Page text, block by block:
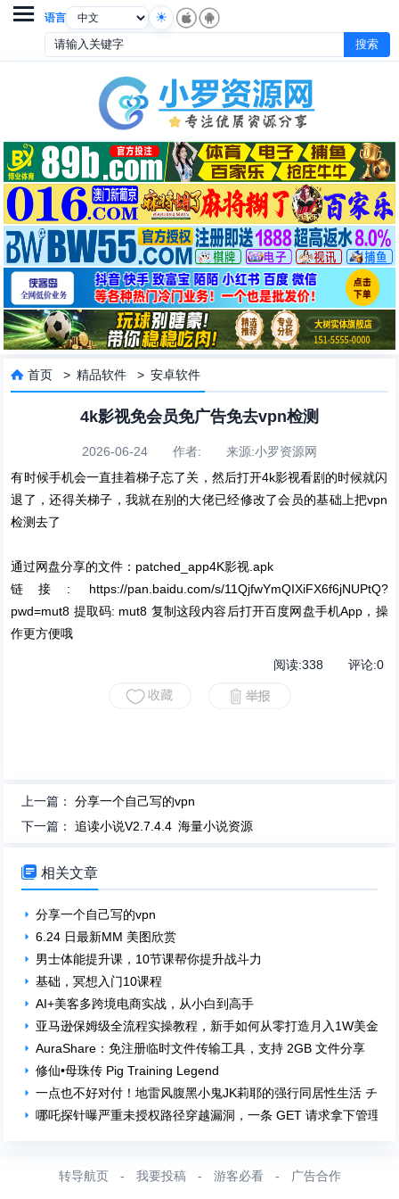
语言

 首页 >精品软件 >安卓软件
4k影视免会员免广告免去vpn检测
2026-06-24 作者: 来源:小罗资源网
有时候手机会一直挂着梯子忘了关，然后打开4k影视看剧的时候就闪
退了，还得关梯子，我就在别的大佬已经修改了会员的基础上把vpn
检测去了
通过网盘分享的文件：patched_app4K影视.apk
链接: https://pan.baidu.com/s/11QjfwYmQIXiFX6f6jNUPtQ?
pwd=mut8 提取码: mut8 复制这段内容后打开百度网盘手机App，操
作更方便哦
阅读:338 评论:0
上一篇：分享一个自己写的vpn
下一篇：追读小说V2.7.4.4 海量小说资源
 相关文章
分享一个自己写的vpn
6.24 日最新MM 美图欣赏
男士体能提升课，10节课帮你提升战斗力
基础，冥想入门10课程
AI+美客多跨境电商实战，从小白到高手
亚马逊保姆级全流程实操教程，新手如何从零打造月入1W美金电
AuraShare：免注册临时文件传输工具，支持 2GB 文件分享
修仙•母珠传 Pig Training Legend
一点也不好对付！地雷风腹黑小鬼JK莉耶的强行同居性生活 チョ
哪吒探针曝严重未授权路径穿越漏洞，一条 GET 请求拿下管理员
转导航页 - 我要投稿 - 游客必看 - 广告合作